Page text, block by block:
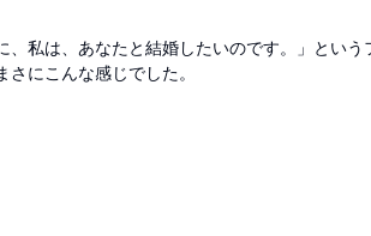
、私は、あなたと結婚したいのです。」という
にこんな感じでした。